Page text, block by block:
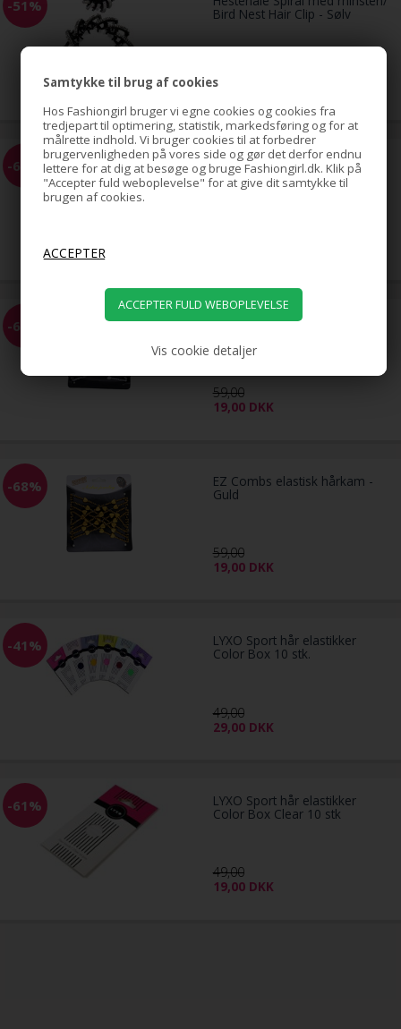
Samtykke til brug af cookies
Hos Fashiongirl bruger vi egne cookies og cookies fra
tredjepart til optimering, statistik, markedsføring og for at
målrette indhold. Vi bruger cookies til at forbedrer
brugervenligheden på vores side og gør det derfor endnu
lettere for at dig at besøge og bruge Fashiongirl.dk. Klik på
"Accepter fuld weboplevelse" for at give dit samtykke til
brugen af cookies.
Vis cookie detaljer
-51% Bird Nest Hair Clip - Sølv
39,00
-68% EZ Combs elastisk hårkam -
Sort
-68% EZ Combs elastisk hårkam -
59,00
19,00 DKK
-68% EZ Combs elastisk hårkam -
Guld
59,00
19,00 DKK
-41% LYXO Sport hår elastikker
Color Box 10 stk.
49,00
29,00 DKK
-61% LYXO Sport hår elastikker
Color Box Clear 10 stk
49,00
19,00 DKK